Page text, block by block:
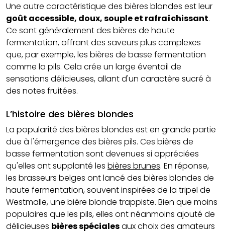
Une autre caractéristique des bières blondes est leur
goût accessible, doux, souple et rafraîchissant.
Ce sont généralement des bières de haute
fermentation, offrant des saveurs plus complexes
que, par exemple, les bières de basse fermentation
comme la pils. Cela crée un large éventail de
sensations délicieuses, allant d'un caractère sucré à
des notes fruitées.
L’histoire des bières blondes
La popularité des bières blondes est en grande partie
due à l'émergence des bières pils. Ces bières de
basse fermentation sont devenues si appréciées
qu'elles ont supplanté les bières brunes. En réponse,
les brasseurs belges ont lancé des bières blondes de
haute fermentation, souvent inspirées de la tripel de
Westmalle, une bière blonde trappiste. Bien que moins
populaires que les pils, elles ont néanmoins ajouté de
délicieuses bières spécialesaux choix des amateurs